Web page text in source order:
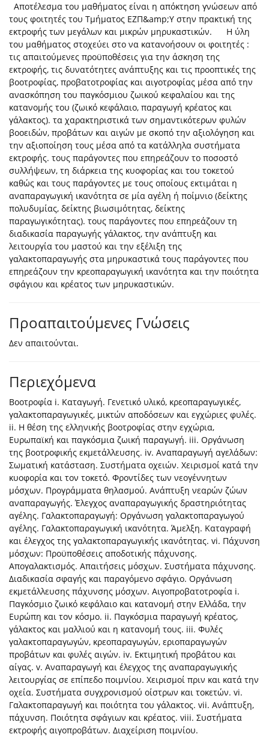
Αποτέλεσμα του μαθήματος είναι η απόκτηση γνώσεων από
τους φοιτητές του Τμήματος ΕΖΠ&amp;Υ στην πρακτική της
εκτροφής των μεγάλων και μικρών μηρυκαστικών. Η ύλη
του μαθήματος στοχεύει στο να κατανοήσουν οι φοιτητές :
τις απαιτούμενες προϋποθέσεις για την άσκηση της
εκτροφής, τις δυνατότητες ανάπτυξης και τις προοπτικές της
βοοτροφίας, προβατοτροφίας και αιγοτροφίας μέσα από την
ανασκόπηση του παγκόσμιου ζωικού κεφαλαίου και της
κατανομής του (ζωικό κεφάλαιο, παραγωγή κρέατος και
γάλακτος). τα χαρακτηριστικά των σημαντικότερων φυλών
βοοειδών, προβάτων και αιγών με σκοπό την αξιολόγηση και
την αξιοποίηση τους μέσα από τα κατάλληλα συστήματα
εκτροφής. τους παράγοντες που επηρεάζουν το ποσοστό
συλλήψεων, τη διάρκεια της κυοφορίας και του τοκετού
καθώς και τους παράγοντες με τους οποίους εκτιμάται η
αναπαραγωγική ικανότητα σε μία αγέλη ή ποίμνιο (δείκτης
πολυδυμίας, δείκτης βιωσιμότητας, δείκτης
παραγωγικότητας). τους παράγοντες που επηρεάζουν τη
διαδικασία παραγωγής γάλακτος, την ανάπτυξη και
λειτουργία του μαστού και την εξέλιξη της
γαλακτοπαραγωγής στα μηρυκαστικά τους παράγοντες που
επηρεάζουν την κρεοπαραγωγική ικανότητα και την ποιότητα
σφάγιου και κρέατος των μηρυκαστικών.
Προαπαιτούμενες Γνώσεις
Δεν απαιτούνται.
Περιεχόμενα
Βοοτροφία i. Καταγωγή. Γενετικό υλικό, κρεοπαραγωγικές,
γαλακτοπαραγωγικές, μικτών αποδόσεων και εγχώριες φυλές.
ii. Η θέση της ελληνικής βοοτροφίας στην εγχώρια,
Ευρωπαϊκή και παγκόσμια ζωική παραγωγή. iii. Οργάνωση
της βοοτροφικής εκμετάλλευσης. iv. Αναπαραγωγή αγελάδων:
Σωματική κατάσταση. Συστήματα οχειών. Χειρισμοί κατά την
κυοφορία και τον τοκετό. Φροντίδες των νεογέννητων
μόσχων. Προγράμματα θηλασμού. Ανάπτυξη νεαρών ζώων
αναπαραγωγής. Έλεγχος αναπαραγωγικής δραστηριότητας
αγέλης. Γαλακτοπαραγωγή: Οργάνωση γαλακτοπαραγωγού
αγέλης. Γαλακτοπαραγωγική ικανότητα. Άμελξη. Καταγραφή
και έλεγχος της γαλακτοπαραγωγικής ικανότητας. vi. Πάχυνση
μόσχων: Προϋποθέσεις αποδοτικής πάχυνσης.
Απογαλακτισμός. Απαιτήσεις μόσχων. Συστήματα πάχυνσης.
Διαδικασία σφαγής και παραγόμενο σφάγιο. Οργάνωση
εκμετάλλευσης πάχυνσης μόσχων. Αιγοπροβατοτροφία i.
Παγκόσμιο ζωικό κεφάλαιο και κατανομή στην Ελλάδα, την
Ευρώπη και τον κόσμο. ii. Παγκόσμια παραγωγή κρέατος,
γάλακτος και μαλλιού και η κατανομή τους. iii. Φυλές
γαλακτοπαραγωγών, κρεοπαραγωγών, εριοπαραγωγών
προβάτων και φυλές αιγών. iv. Εκτιμητική προβάτου και
αίγας. v. Αναπαραγωγή και έλεγχος της αναπαραγωγικής
λειτουργίας σε επίπεδο ποιμνίου. Χειρισμοί πριν και κατά την
οχεία. Συστήματα συγχρονισμού οίστρων και τοκετών. vi.
Γαλακτοπαραγωγή και ποιότητα του γάλακτος. vii. Ανάπτυξη,
πάχυνση. Ποιότητα σφάγιων και κρέατος. viii. Συστήματα
εκτροφής αιγοπροβάτων. Διαχείριση ποιμνίου.